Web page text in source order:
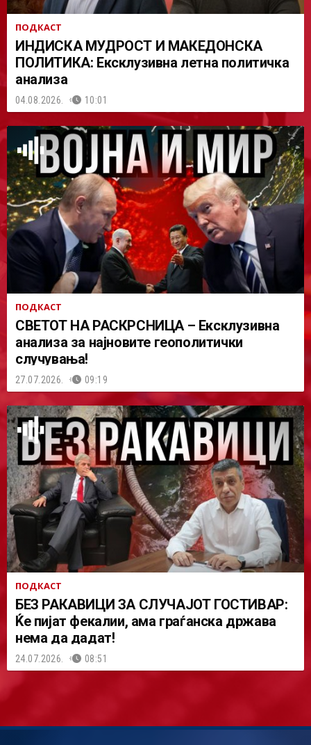
ПОДКАСТ
ИНДИСКА МУДРОСТ И МАКЕДОНСКА
ПОЛИТИКА: Ексклузивна летна политичка
анализа
04.08.2026. 10:01
ПОДКАСТ
СВЕТОТ НА РАСКРСНИЦА – Ексклузивна
анализа за најновите геополитички
случувања!
27.07.2026. 09:19
ПОДКАСТ
БЕЗ РАКАВИЦИ ЗА СЛУЧАЈОТ ГОСТИВАР:
Ќе пијат фекалии, ама граѓанска држава
нема да дадат!
24.07.2026. 08:51